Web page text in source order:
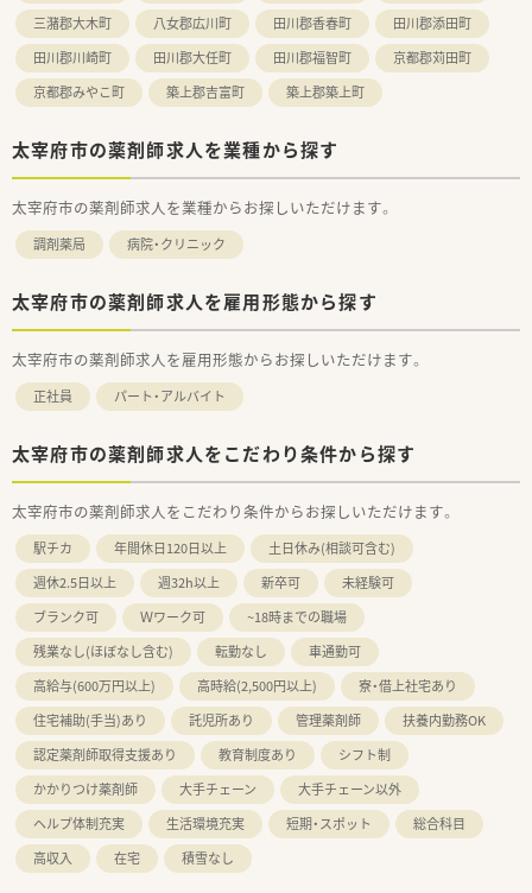
三潴郡大木町
八女郡広川町 田川郡香春町
田川郡添田町
田川郡川崎町
田川郡大任町 田川郡福智町
京都郡苅田町
京都郡みやこ町
築上郡吉富町 築上郡築上町
太宰府市の薬剤師求人を業種から探す
太宰府市の薬剤師求人を業種からお探しいただけます。
調剤薬局 病院・クリニック
太宰府市の薬剤師求人を雇用形態から探す
太宰府市の薬剤師求人を雇用形態からお探しいただけます。
正社員 パート・アルバイト
太宰府市の薬剤師求人をこだわり条件から探す
太宰府市の薬剤師求人をこだわり条件からお探しいただけます。
駅チカ 年間休日120日以上
土日休み(相談可含む)
週休2.5日以上
週32h以上 新卒可
未経験可
ブランク可
Ｗワーク可
~18時までの職場
残業なし(ほぼなし含む)
転勤なし
車通勤可
高給与(600万円以上)
高時給(2,500円以上)
寮・借上社宅あり
住宅補助(手当)あり
託児所あり 管理薬剤師
扶養内勤務OK
認定薬剤師取得支援あり
教育制度あり
シフト制
かかりつけ薬剤師
大手チェーン
大手チェーン以外
ヘルプ体制充実
生活環境充実 短期・スポット
総合科目
高収入
在宅 積雪なし